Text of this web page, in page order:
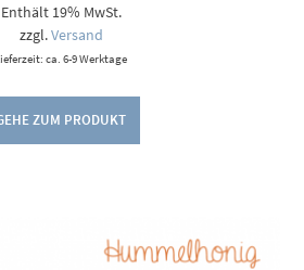
bis
Enthält 19% MwSt.
zzgl.Versand
ca. 6-9 Werktage
ZUM PRODUKT